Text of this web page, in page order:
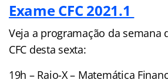
Exame CFC 2021.1
Veja a programação da semana
CFC desta sexta:
19h – Raio-X – Matemática